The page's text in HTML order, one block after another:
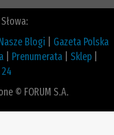
Blogi
Gazeta Polska
Prenumerata Sklep
© FORUM S.A.